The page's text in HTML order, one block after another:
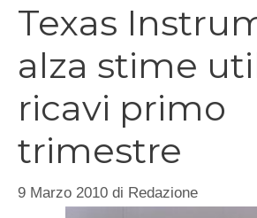
Texas
alza stime
ricavi primo
trimestre
9 Marzo 2010 di Redazione